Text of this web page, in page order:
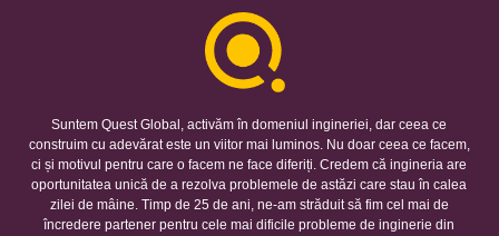
Suntem Quest Global, activăm în domeniul ingineriei, dar ceea ce
construim cu adevărat este un viitor mai luminos. Nu doar ceea ce facem,
ci și motivul pentru care o facem ne face diferiți. Credem că ingineria are
oportunitatea unică de a rezolva problemele de astăzi care stau în calea
zilei de mâine. Timp de 25 de ani, ne-am străduit să fim cel mai de
încredere partener pentru cele mai dificile probleme de inginerie din